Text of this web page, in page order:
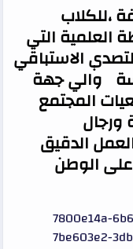
،للكلاب
العلمية التي
الاستباقي
والي جهة
المجتمع
ورجال
الدقيق
على الوطن